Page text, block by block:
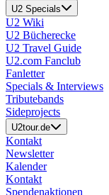
U2 Specials
U2 Wiki
U2 Bücherecke
U2 Travel Guide
U2.com Fanclub
Fanletter
Specials & Interviews
Tributebands
Sideprojects
U2tour.de
Kontakt
Newsletter
Kalender
Kontakt
Spendenaktionen